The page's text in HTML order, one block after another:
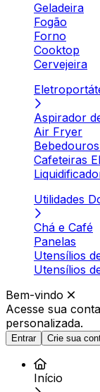
Geladeira
Fogão
Forno
Cooktop
Cervejeira
Aspirador
Air Fryer
Cafeteiras
Utilidades
Chá e Café
Panelas
Utensílios
Utensílios
Bem-vindo
Acesse sua
personalizada.
Entrar Crie sua
Início